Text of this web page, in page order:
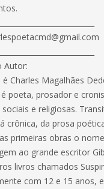
Autor:
Charles Magalhães
poeta, prosador e
e religiosas.
crônica, da prosa
primeiras obras o
ao grande escritor
livros chamados
com 12 e 15 anos,